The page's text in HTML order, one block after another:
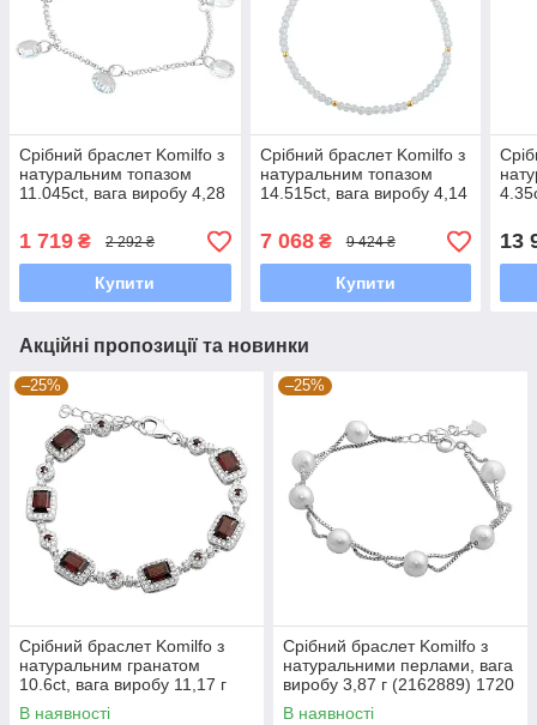
Срібний браслет Komilfo з
натуральним топазом
11.045ct, вага виробу 4,28
1 719 ₴ 2 292 ₴
Купити
Срібний браслет Komilfo з
натуральним топазом
14.515ct, вага виробу 4,14
7 068₴ 9 424 ₴
Купити
13
Акційні пропозиції та новинки
–25%
Срібний браслет Komilfo з
натуральним гранатом
10.6ct, вага виробу 11,17 г
(2173229) 1720 розмір
В наявності
–25%
Срібний браслет Komilfo з
натуральними перлами, вага
виробу 3,87 г (2162889) 1720
розмір
В наявності